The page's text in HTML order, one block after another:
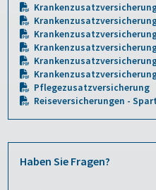
Pflegezusatzversicherung
Reiseversicherungen -
Haben Sie Fragen?